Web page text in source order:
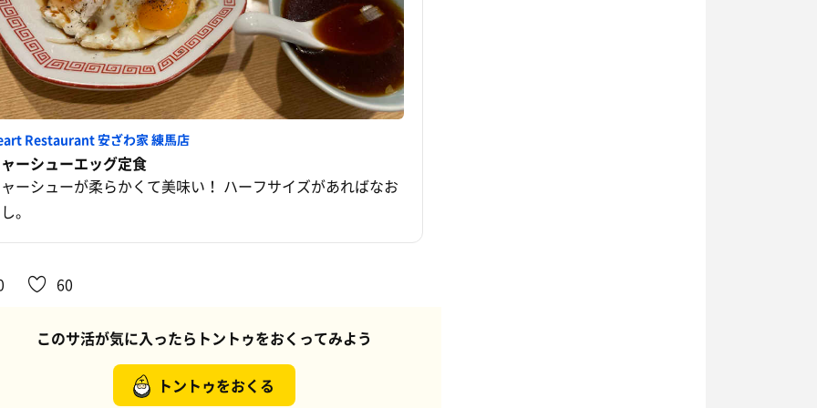
Restaurant 安ざわ家 練馬店
ーシューエッグ定食
ーシューが柔らかくて美味い！ ハーフサイズがあればなお
。
60
このサ活が気に入ったらトントゥをおくってみよう
トントゥをおくる